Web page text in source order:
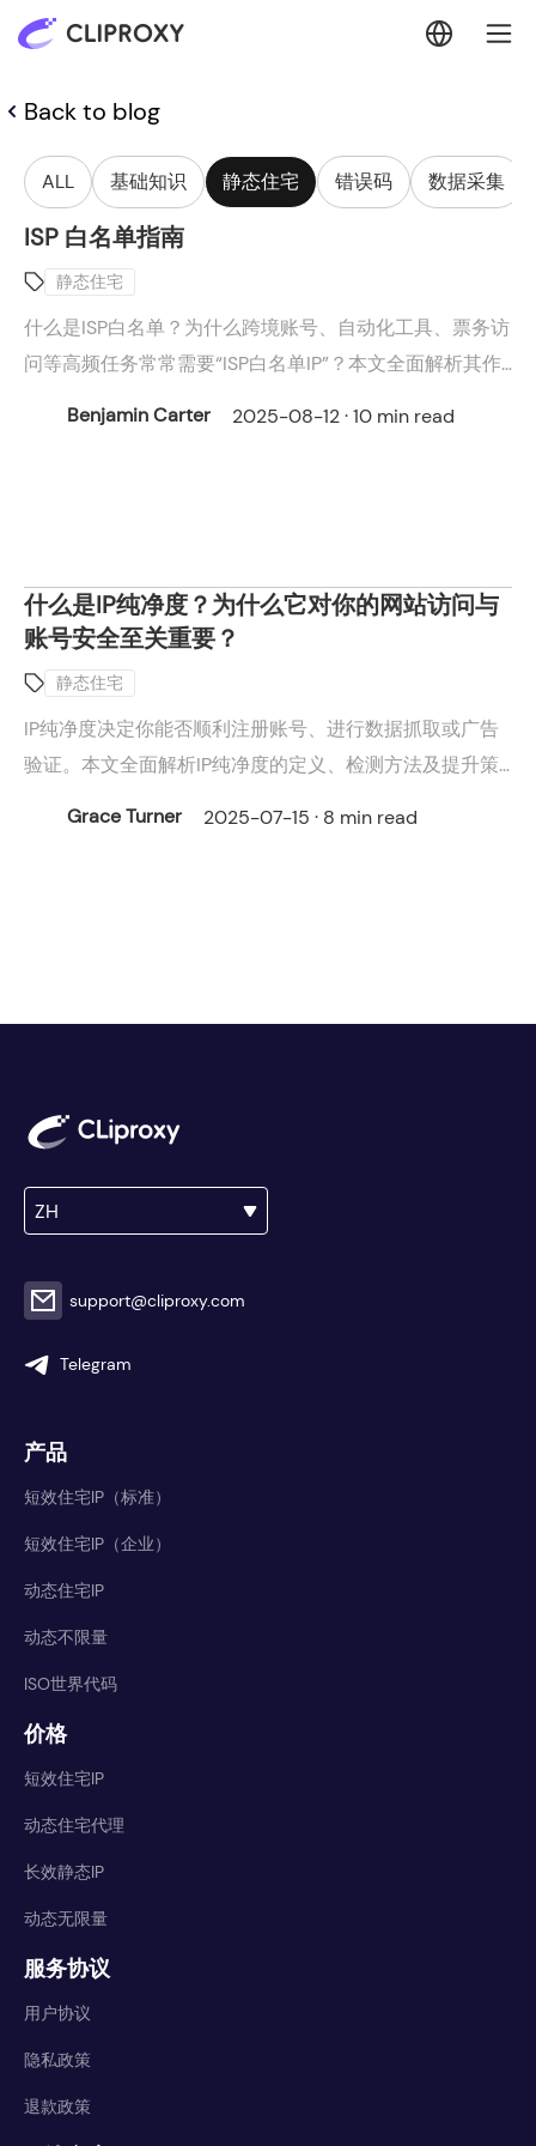
Back to blog
ALL 基础知识 静态住宅 错误码 数据采集
ISP 白名单指南
静态住宅
什么是ISP白名单？为什么跨境账号、自动化工具、票务访
问等高频任务常常需要“ISP白名单IP”？本文全面解析其作
Benjamin Carter 2025-08-12 · 10 min read
什么是IP纯净度？为什么它对你的网站访问与
账号安全至关重要？
静态住宅
IP纯净度决定你能否顺利注册账号、进行数据抓取或广告
验证。本文全面解析IP纯净度的定义、检测方法及提升策
Grace Turner 2025-07-15 · 8 min read
ZH
support@cliproxy.com
Telegram
产品
短效住宅IP（标准）
短效住宅IP（企业）
动态住宅IP
动态不限量
ISO世界代码
价格
短效住宅IP
动态住宅代理
长效静态IP
动态无限量
服务协议
用户协议
隐私政策
退款政策